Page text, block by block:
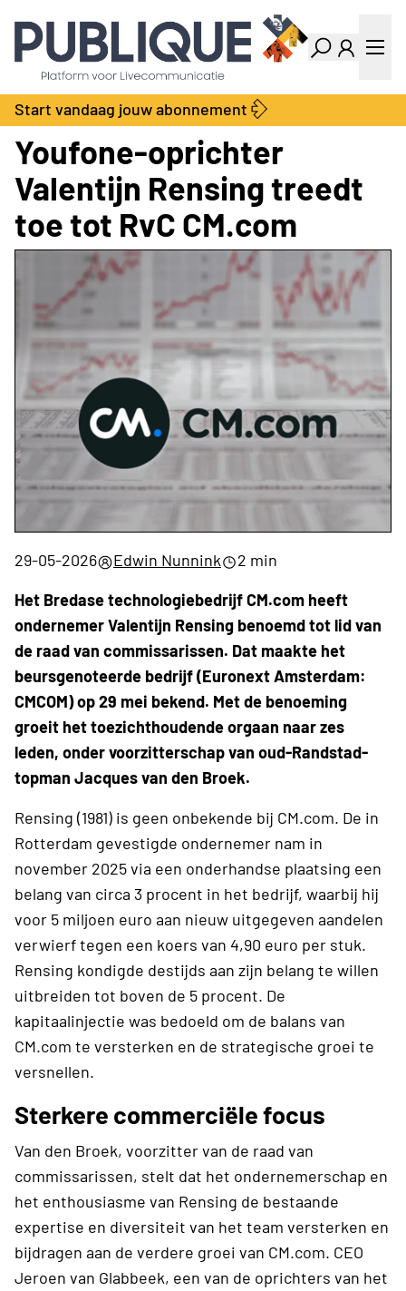
Industry Dashboard
Vacatures
Kalender
Producten
Bedrijvengids
Productengids
Locatie Finder
LiveWire
Contact
Over ons
Adverteren
Abonnementen
Start vandaag jouw abonnement
Youfone-oprichter
Valentijn Rensing treedt
toe tot RvC CM.com
29-05-2026 Edwin Nunnink
2 min
Het Bredase technologiebedrijf CM.com heeft
ondernemer Valentijn Rensing benoemd tot lid van
de raad van commissarissen. Dat maakte het
beursgenoteerde bedrijf (Euronext Amsterdam:
CMCOM) op 29 mei bekend. Met de benoeming
groeit het toezichthoudende orgaan naar zes
leden, onder voorzitterschap van oud-Randstad-
topman Jacques van den Broek.
Rensing (1981) is geen onbekende bij CM.com. De in
Rotterdam gevestigde ondernemer nam in
november 2025 via een onderhandse plaatsing een
belang van circa 3 procent in het bedrijf, waarbij hij
voor 5 miljoen euro aan nieuw uitgegeven aandelen
verwierf tegen een koers van 4,90 euro per stuk.
Rensing kondigde destijds aan zijn belang te willen
uitbreiden tot boven de 5 procent. De
kapitaalinjectie was bedoeld om de balans van
CM.com te versterken en de strategische groei te
versnellen.
Sterkere commerciële focus
Van den Broek, voorzitter van de raad van
commissarissen, stelt dat het ondernemerschap en
het enthousiasme van Rensing de bestaande
expertise en diversiteit van het team versterken en
bijdragen aan de verdere groei van CM.com. CEO
Jeroen van Glabbeek, een van de oprichters van het